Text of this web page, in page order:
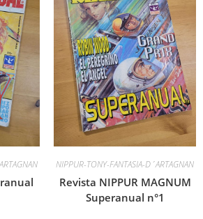
NIPPUR-TONY-FANTASIA-D´ARTAGNAN
Revista NIPPUR MAGNUM
Superanual n°1